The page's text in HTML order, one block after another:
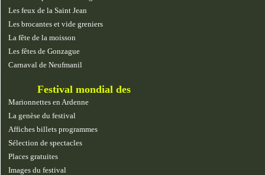
Les feux de la Saint Jean
Les brocantes et vide greniers
La fête de la moisson
Les fêtes de Gonzague
Carnaval de Neufmanil
Festival mondial des
marionnettes
Marionnettes en Ardenne
La genèse du festival
Affiches billets programmes
Sélection de spectacles
Places gratuites
Images du festival